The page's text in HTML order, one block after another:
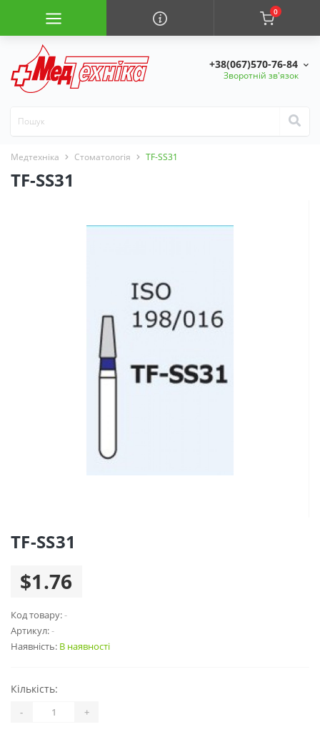
0
+38(067)570-76-84
Зворотній зв'язок
Медтехніка Стоматологія TF-SS31
TF-SS31
TF-SS31
$1.76
Код товару:-
Артикул:-
Наявність: В наявності
Кількість:
- +